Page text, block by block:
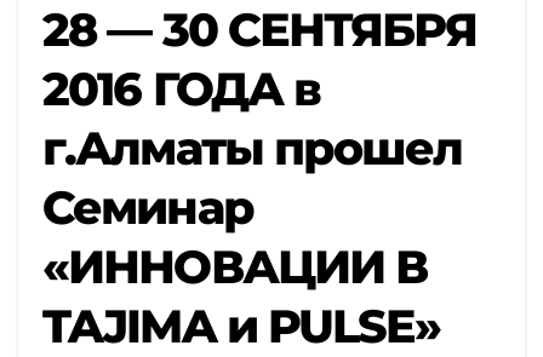
28 — 30 СЕНТЯБРЯ
2016 ГОДА в
г.Алматы прошел
Семинар
«ИННОВАЦИИ В
TAJIMA и PULSE»